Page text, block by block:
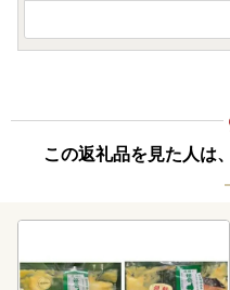
この返礼品を見た人は